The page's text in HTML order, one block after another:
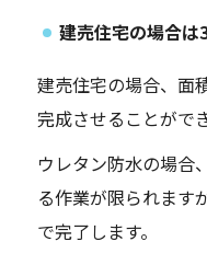
建売住宅の場合は
建売住宅の場合、面
完成させることがで
ウレタン防水の場合
る作業が限られます
で完了します。